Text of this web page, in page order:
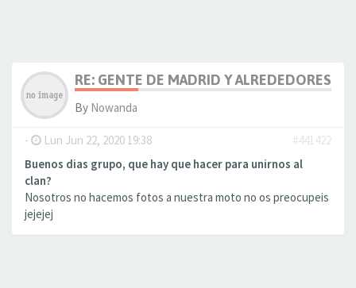
RE: GENTE DE MADRID Y ALREDEDORES
By Nowanda
- Lun Jun 22, 2020 19:38
#441422
Buenos dias grupo, que hay que hacer para unirnos al
clan?
Nosotros no hacemos fotos a nuestra moto no os preocupeis
jejejej